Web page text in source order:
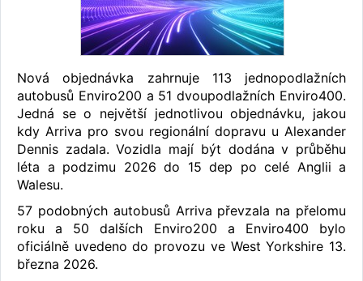
Nová objednávka zahrnuje 113 jednopodlažních
autobusů Enviro200 a 51 dvoupodlažních Enviro400.
Jedná se o největší jednotlivou objednávku, jakou
kdy Arriva pro svou regionální dopravu u Alexander
Dennis zadala. Vozidla mají být dodána v průběhu
léta a podzimu 2026 do 15 dep po celé Anglii a
Walesu.
57 podobných autobusů Arriva převzala na přelomu
roku a 50 dalších Enviro200 a Enviro400 bylo
oficiálně uvedeno do provozu ve West Yorkshire 13.
března 2026.